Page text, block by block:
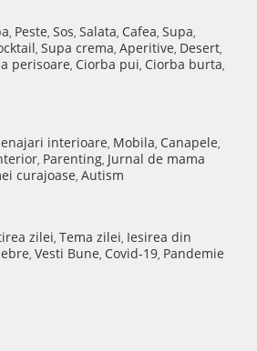
, Peste, Sos, Salata, Cafea, Supa,
, Supa crema, Aperitive, Desert,
perisoare, Ciorba pui, Ciorba burta,
interioare, Mobila, Canapele,
, Parenting, Jurnal de mama
curajoase, Autism
zilei, Tema zilei, Iesirea din
, Vesti Bune, Covid-19, Pandemie